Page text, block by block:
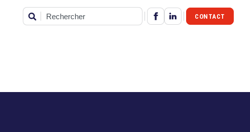
Rechercher
CONTACT